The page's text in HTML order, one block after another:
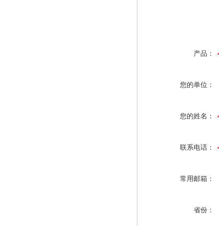
产品：
您的单位：
您的姓名：
联系电话：
常用邮箱：
省份：